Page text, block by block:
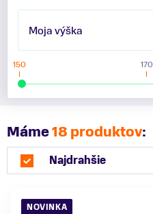
Moja výška
150 170
Máme18 produktov:
Najdrahšie
NOVINKA